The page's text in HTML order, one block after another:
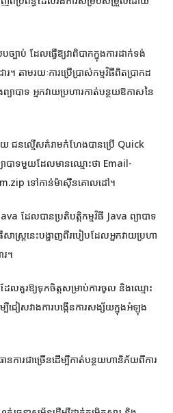
ច្បាប់ ដែលធ្វើឱ្យវាពិបាកក្នុងការដាក់ទង់
រ។ តាមរយៈការប្រើប្រាស់កម្មវិធីពិតប្រាកដ
បាទ អ្នកវាយប្រហារកាត់បន្ថយឱកាសនៃ
ជនល្មើសគំរាមកំហែងបានប្រើ Quick
ាបាទមួយដែលមានឈ្មោះថា Email-
ទៅកាន់ម៉ាស៊ីនគោលដៅ។
ដែលបានប្រតិបត្តិកម្មវិធី Java ព្យាបាទ
ស្រ្តនេះបង្ហាញពីរបៀបដែលអ្នកវាយប្រហា
រ។
ែលគួរឱ្យទុកចិត្តសម្រាប់ការចូល និងឈ្មោះ
ៀសវាងការបង្កើនការសង្ស័យក្នុងអំឡុង
ការជាច្រើនដើម្បីកាត់បន្ថយហានិភ័យពីការ